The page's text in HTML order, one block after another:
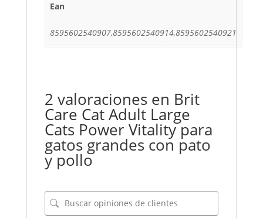
Ean
8595602540907,8595602540914,8595602540921
2 valoraciones en Brit
Care Cat Adult Large
Cats Power Vitality para
gatos grandes con pato
y pollo